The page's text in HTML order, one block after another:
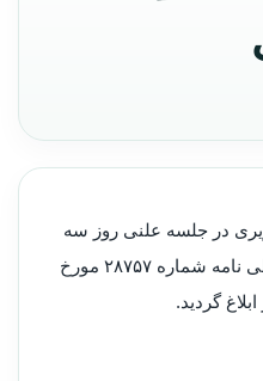
در جلسه علنی روز سه
شنبه ۹۹/۰۲/۲۳ تصویب شد و طی نامه شماره ۲۸۷۵۷ مورخ